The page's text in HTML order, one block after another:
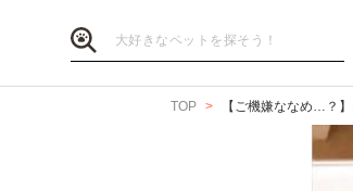
TOP 【ご機嫌ななめ…？